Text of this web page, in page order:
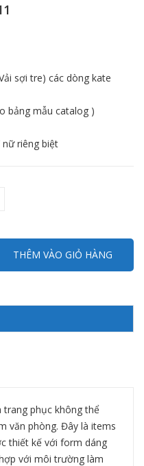
sợi tre) các dòng kate
bảng mẫu catalog )
nữ riêng biệt
THÊM VÀO GIỎ HÀNG
trang phục không thể
văn phòng. Đây là items
thiết kế với form dáng
với môi trường làm